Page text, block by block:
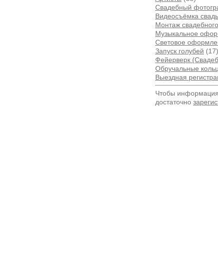
Свадебный
Видеосъёмка
Монтаж
Музыкальное
Световое
Запуск голубей (17)
Фейерверк
Обручальные
Выездная
Чтобы
достаточно